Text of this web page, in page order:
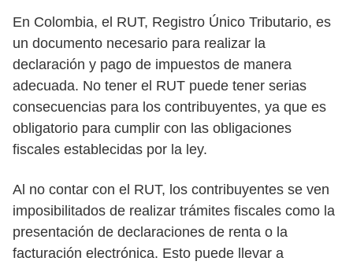
En Colombia, el RUT, Registro Único Tributario, es
un documento necesario para realizar la
declaración y pago de impuestos de manera
adecuada. No tener el RUT puede tener serias
consecuencias para los contribuyentes, ya que es
obligatorio para cumplir con las obligaciones
fiscales establecidas por la ley.
Al no contar con el RUT, los contribuyentes se ven
imposibilitados de realizar trámites fiscales como la
presentación de declaraciones de renta o la
facturación electrónica. Esto puede llevar a